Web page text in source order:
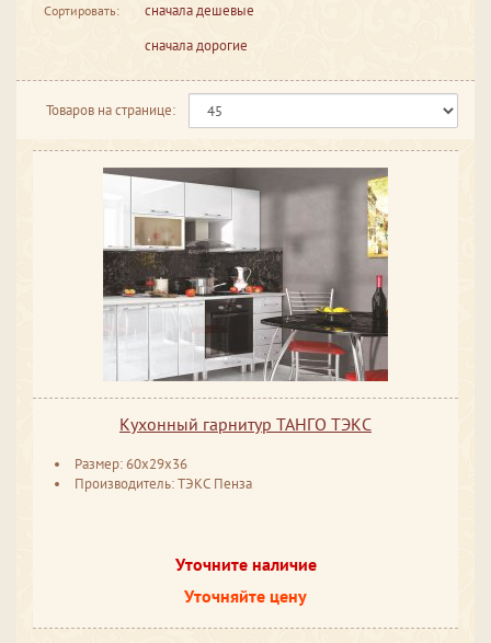
Сортировать:
сначала дешевые
сначала дорогие
Товаров на странице:
Кухонный гарнитур ТАНГО ТЭКС
Размер: 60x29x36
Производитель: ТЭКС Пенза
Уточните наличие
Уточняйте цену